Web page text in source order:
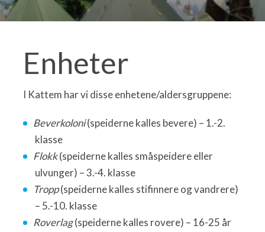
Enheter
I Kattem har vi disse enhetene/aldersgruppene:
Beverkoloni(speiderne kalles bevere) – 1.-2.
klasse
Flokk(speiderne kalles småspeidere eller
ulvunger) – 3.-4. klasse
Tropp(speiderne kalles stifinnere og vandrere)
– 5.-10. klasse
Roverlag(speiderne kalles rovere) – 16-25 år